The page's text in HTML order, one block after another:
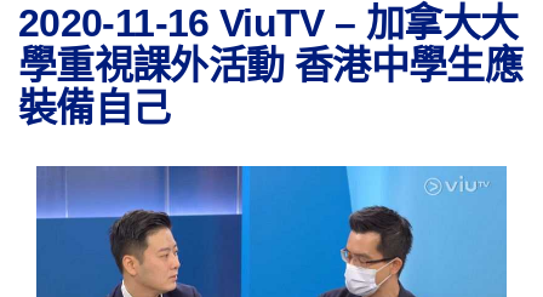
2020-11-16 ViuTV – 加拿大大
學重視課外活動 香港中學生應
裝備自己